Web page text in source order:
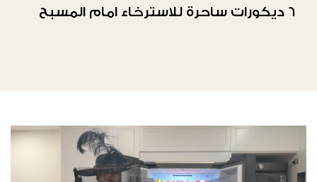
6 ديكورات ساحرة للاسترخاء امام المسبح